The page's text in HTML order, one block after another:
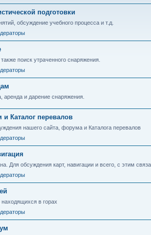
подготовки
обсуждение учебного процесса и т.д.
поиск утраченного снаряжения.
аренда и дарение снаряжения.
Каталог перевалов
нашего сайта, форума и Каталога перевалов
Для обсуждения карт, навигации и всего, с этим
находящихся в горах